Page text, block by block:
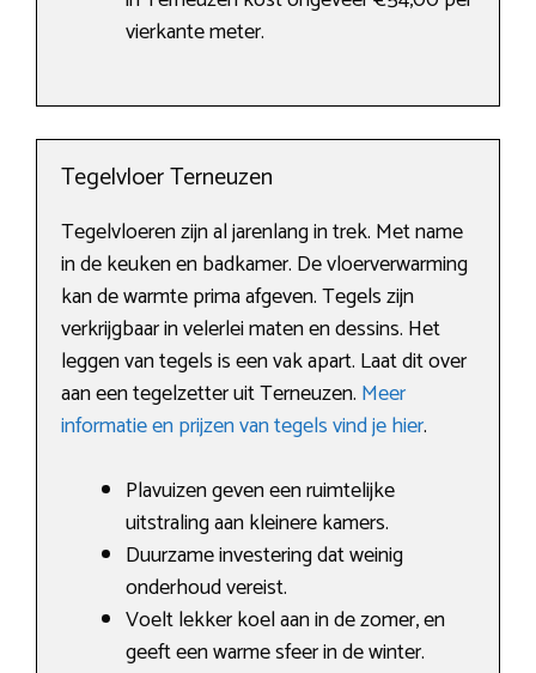
vierkante meter.
Tegelvloer Terneuzen
Tegelvloeren zijn al jarenlang in trek. Met name
in de keuken en badkamer. De vloerverwarming
kan de warmte prima afgeven. Tegels zijn
verkrijgbaar in velerlei maten en dessins. Het
leggen van tegels is een vak apart. Laat dit over
aan een tegelzetter uit Terneuzen. Meer
informatie en prijzen van tegels vind je hier.
Plavuizen geven een ruimtelijke
uitstraling aan kleinere kamers.
Duurzame investering dat weinig
onderhoud vereist.
Voelt lekker koel aan in de zomer, en
geeft een warme sfeer in de winter.